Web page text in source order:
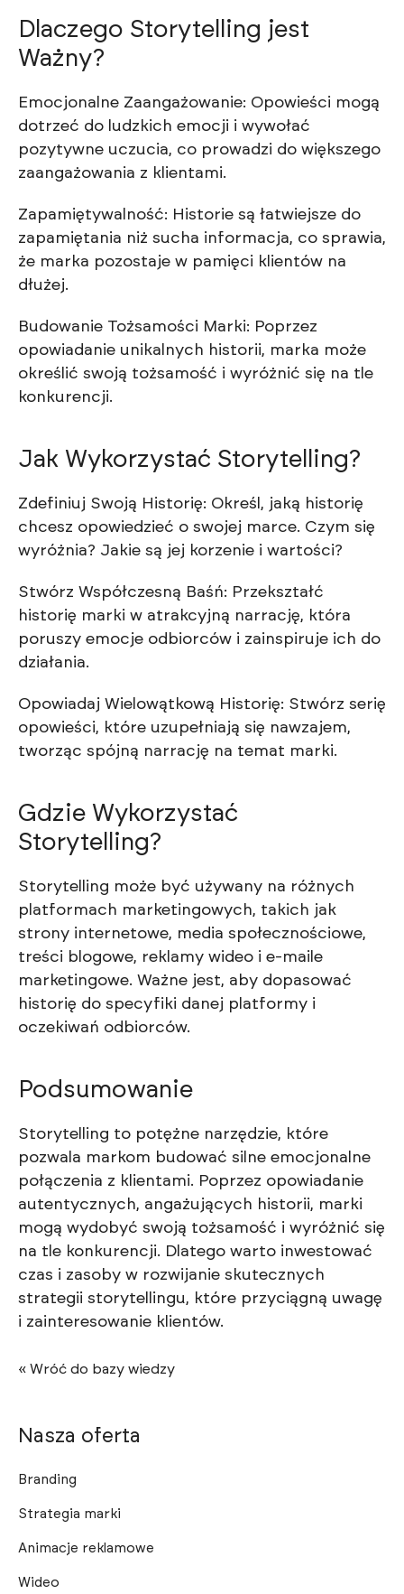
Dlaczego Storytelling jest
Ważny?
Emocjonalne Zaangażowanie: Opowieści mogą
dotrzeć do ludzkich emocji i wywołać
pozytywne uczucia, co prowadzi do większego
zaangażowania z klientami.
Zapamiętywalność: Historie są łatwiejsze do
zapamiętania niż sucha informacja, co sprawia,
że marka pozostaje w pamięci klientów na
dłużej.
Budowanie Tożsamości Marki: Poprzez
opowiadanie unikalnych historii, marka może
określić swoją tożsamość i wyróżnić się na tle
konkurencji.
Jak Wykorzystać Storytelling?
Zdefiniuj Swoją Historię: Określ, jaką historię
chcesz opowiedzieć o swojej marce. Czym się
wyróżnia? Jakie są jej korzenie i wartości?
Stwórz Współczesną Baśń: Przekształć
historię marki w atrakcyjną narrację, która
poruszy emocje odbiorców i zainspiruje ich do
działania.
Opowiadaj Wielowątkową Historię: Stwórz serię
opowieści, które uzupełniają się nawzajem,
tworząc spójną narrację na temat marki.
Gdzie Wykorzystać
Storytelling?
Storytelling może być używany na różnych
platformach marketingowych, takich jak
strony internetowe, media społecznościowe,
treści blogowe, reklamy wideo i e-maile
marketingowe. Ważne jest, aby dopasować
historię do specyfiki danej platformy i
oczekiwań odbiorców.
Podsumowanie
Storytelling to potężne narzędzie, które
pozwala markom budować silne emocjonalne
połączenia z klientami. Poprzez opowiadanie
autentycznych, angażujących historii, marki
mogą wydobyć swoją tożsamość i wyróżnić się
na tle konkurencji. Dlatego warto inwestować
czas i zasoby w rozwijanie skutecznych
strategii storytellingu, które przyciągną uwagę
i zainteresowanie klientów.
« Wróć do bazy wiedzy
Nasza oferta
Branding
Strategia marki
Animacje reklamowe
Wideo